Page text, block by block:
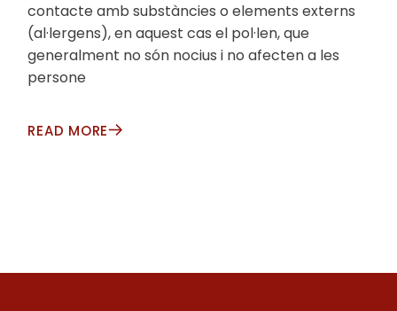
contacte amb substàncies o elements externs
(al·lergens), en aquest cas el pol·len, que
generalment no són nocius i no afecten a les
persone
READ MORE